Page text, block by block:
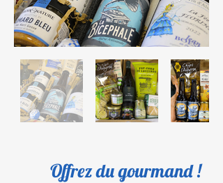
Offrez du gourmand !